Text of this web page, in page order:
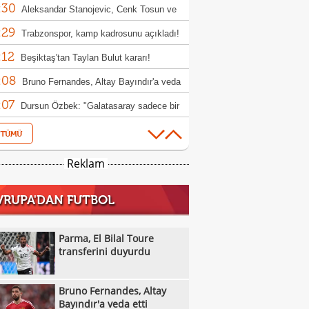
transfer etti
Aleksandar Stanojevic, Cenk Tosun ve
Akbaba'dan Süper Lig mesajı
Trabzonspor, kamp kadrosunu açıkladı!
Beşiktaş'tan Taylan Bulut kararı!
Bruno Fernandes, Altay Bayındır'a veda
Dursun Özbek: "Galatasaray sadece bir
kulübü değil"
Göztepe ile Trabzonspor, İsmail
jübilesi için sahada
VakıfBank'tan smaçör takviyesi: Vanja
imzayı attı
Galatasaray, hazırlık maçında Villarreal'i
açıkladı
Villanueva'dan Towns'a: "Sen de
kesintiye git!"
Trabzonspor'da Folcarelli ameliyat oldu
Trabzonspor'dan Salah için haciz
Reklam
FUTBOL
Parma, El Bilal Toure
transferini duyurdu
Bruno Fernandes, Altay
Bayındır'a veda etti